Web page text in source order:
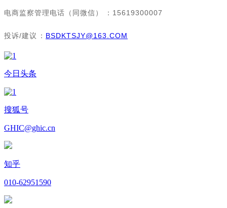
电商监察管理电话（同微信）：15619300007
投诉/建议： BSDKTSJY@163.COM
今日头条
搜狐号
GHIC@ghic.cn
知乎
010-62951590